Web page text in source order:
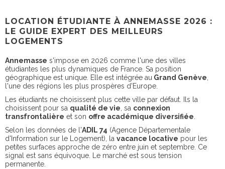
LOCATION ÉTUDIANTE À ANNEMASSE 2026 :
LE GUIDE EXPERT DES MEILLEURS
LOGEMENTS
Annemasse s'impose en 2026 comme l'une des villes
étudiantes les plus dynamiques de France. Sa position
géographique est unique. Elle est intégrée au Grand Genève
l'une des régions les plus prospères d'Europe.
Les étudiants ne choisissent plus cette ville par défaut. Ils la
choisissent pour sa qualité de vie , sa connexion
transfrontalière et son offre académique diversifiée
Selon les données de l'ADIL 74 (Agence Départementale
d'Information sur le Logement), la vacance locative pour les
petites surfaces approche de zéro entre juin et septembre. Ce
signal est sans équivoque. Le marché est sous tension
permanente.